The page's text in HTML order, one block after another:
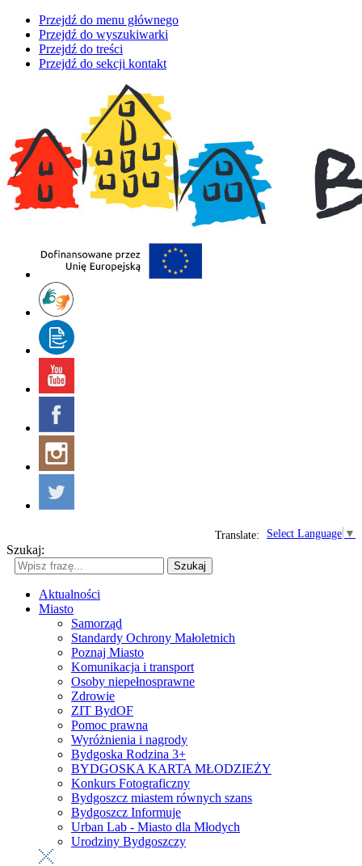
Przejdź do menu głównego
Przejdź do wyszukiwarki
Przejdź do treści
Przejdź do sekcji kontakt
Select Language ▼
Translate:
Szukaj:
Szukaj
Aktualności
Miasto
Samorząd
Standardy Ochrony Małoletnich
Poznaj Miasto
Komunikacja i transport
Osoby niepełnosprawne
Zdrowie
ZIT BydOF
Pomoc prawna
Wyróżnienia i nagrody
Bydgoska Rodzina 3+
BYDGOSKA KARTA MŁODZIEŻY
Konkurs Fotograficzny
Bydgoszcz miastem równych szans
Bydgoszcz Informuje
Urban Lab - Miasto dla Młodych
Urodziny Bydgoszczy